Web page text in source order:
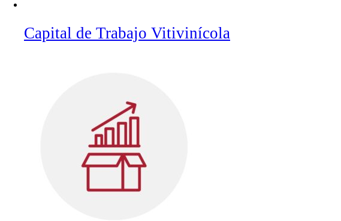
Capital de Trabajo Vitivinícola